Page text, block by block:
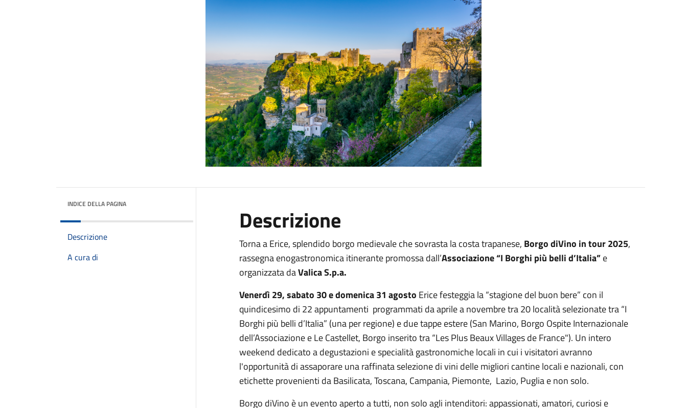
INDICE DELLA PAGINA
Descrizione
A cura di
Descrizione
Torna a Erice, splendido borgo medievale che sovrasta la costa trapanese, Borgo diVino in tour 2025,
rassegna enogastronomica itinerante promossa dall’Associazione “I Borghi più belli d’Italia”e
organizzata daValica S.p.a.
Venerdì 29, sabato 30 e domenica 31 agosto Erice festeggia la “stagione del buon bere” con il
quindicesimo di 22 appuntamenti programmati da aprile a novembre tra 20 località selezionate tra “I
Borghi più belli d’Italia” (una per regione) e due tappe estere (San Marino, Borgo Ospite Internazionale
dell’Associazione e Le Castellet, Borgo inserito tra “Les Plus Beaux Villages de France"). Un intero
weekend dedicato a degustazioni e specialità gastronomiche locali in cui i visitatori avranno
l'opportunità di assaporare una raffinata selezione di vini delle migliori cantine locali e nazionali, con
etichette provenienti da Basilicata, Toscana, Campania, Piemonte, Lazio, Puglia e non solo.
Borgo diVino è un evento aperto a tutti, non solo agli intenditori: appassionati, amatori, curiosi e